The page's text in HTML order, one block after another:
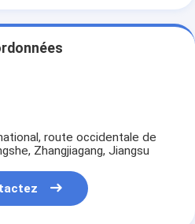
route occidentale de
Zhangjiagang, Jiangsu